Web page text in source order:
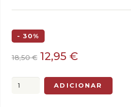
- 30%
18,50€ O
original
era:
12,95 €
atual
é:
QuantidadeADICIONAR